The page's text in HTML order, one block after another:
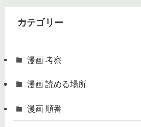
カテゴリー
漫画 考察
漫画 読める場所
漫画 順番